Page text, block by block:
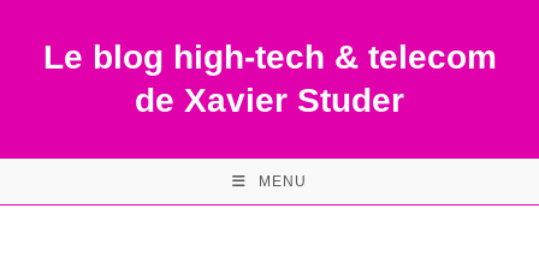
contentLe blog high-tech & telecom
de Xavier Studer
MENU